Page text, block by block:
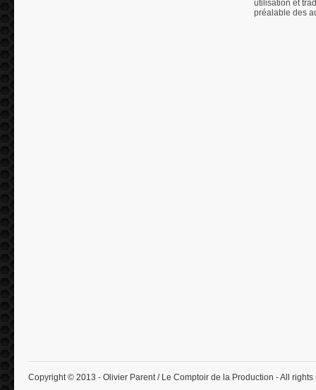
utilisation et
préalable des
Copyright © 2013 - Olivier Parent / Le Comptoir de la Production - All rights